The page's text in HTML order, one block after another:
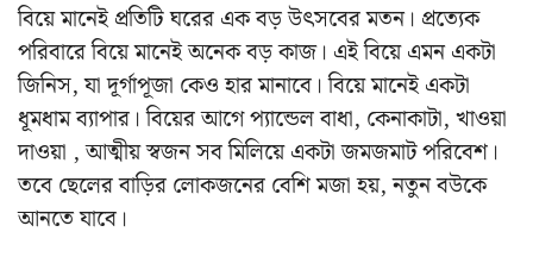
বিয়ে মানেই প্রতিটি ঘরের এক বড় উৎসবের মতন। প্রত্যেক
পরিবারে বিয়ে মানেই অনেক বড় কাজ। এই বিয়ে এমন একটা
জিনিস, যা দূর্গাপূজা কেও হার মানাবে। বিয়ে মানেই একটা
ধূমধাম ব্যাপার। বিয়ের আগে প্যান্ডেল বাধা, কেনাকাটা, খাওয়া
দাওয়া , আত্মীয় স্বজন সব মিলিয়ে একটা জমজমাট পরিবেশ।
তবে ছেলের বাড়ির লোকজনের বেশি মজা হয়, নতুন বউকে
আনতে যাবে।